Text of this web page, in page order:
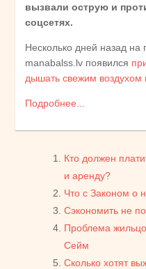
вызвали острую и
соцсетях.
Несколько дней назад
manabalss.lv появился
дышать свежим воздухом
Подробнее...
Кто должен
и аренду?
Что с Законом о
Сэкономить не
Проблема
Сейм
Сколько хотят